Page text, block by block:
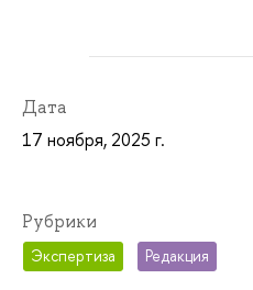
Дата
17 ноября, 2025 г.
Рубрики
Экспертиза Редакция